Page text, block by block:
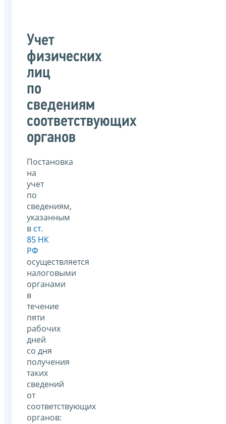
Учет
физических
лиц
по
сведениям
соответствующих
органов
Постановка
на
учет
по
сведениям,
указанным
в ст.
85 НК
РФ
осуществляется
налоговыми
органами
в
течение
пяти
рабочих
дней
со дня
получения
таких
сведений
от
соответствующих
органов: